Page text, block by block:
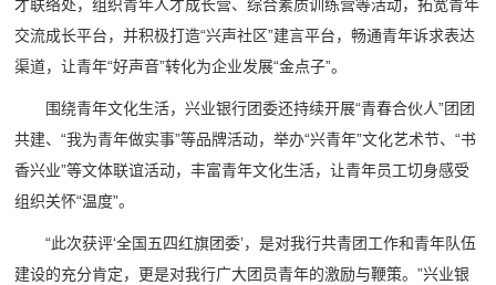
才联络处，组织青年人才成长营、综合素质训练营等活动，拓宽青年
交流成长平台，并积极打造“兴声社区”建言平台，畅通青年诉求表达
渠道，让青年“好声音”转化为企业发展“金点子”。
围绕青年文化生活，兴业银行团委还持续开展“青春合伙人”团团
共建、“我为青年做实事”等品牌活动，举办“兴青年”文化艺术节、“书
香兴业”等文体联谊活动，丰富青年文化生活，让青年员工切身感受
组织关怀“温度”。
“此次获评‘全国五四红旗团委’，是对我行共青团工作和青年队伍
建设的充分肯定，更是对我行广大团员青年的激励与鞭策。”兴业银